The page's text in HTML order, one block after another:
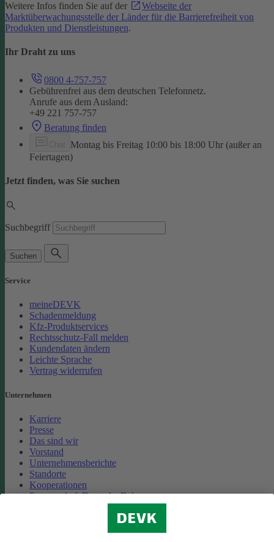
Weitere Infos finden Sie auf der
Webseite der
Marktüberwachungsstelle der Länder für die Barrierefreiheit von
Produkten und Dienstleistungen.
Ihr Draht zu uns
0800 4-757-757
Gebührenfrei aus dem deutschen Telefonnetz.
Anrufe aus dem Ausland:
+49 221 757-757
Beratung finden
Montag bis Freitag 10:00 bis 18:00 Uhr (außer an
Feiertagen)
Jetzt finden, was Sie suchen
Suchbegriff
Suchen
Service
meineDEVK
Schadenmeldung
Kfz-Produktservices
Rechtsschutz-Fall melden
Kundendaten ändern
Leichte Sprache
Vertrag widerrufen
Unternehmen
Karriere
Presse
Das sind wir
Vorstand
Unternehmensberichte
Standorte
Kooperationen
Partnerschaft Deutsche Bahn